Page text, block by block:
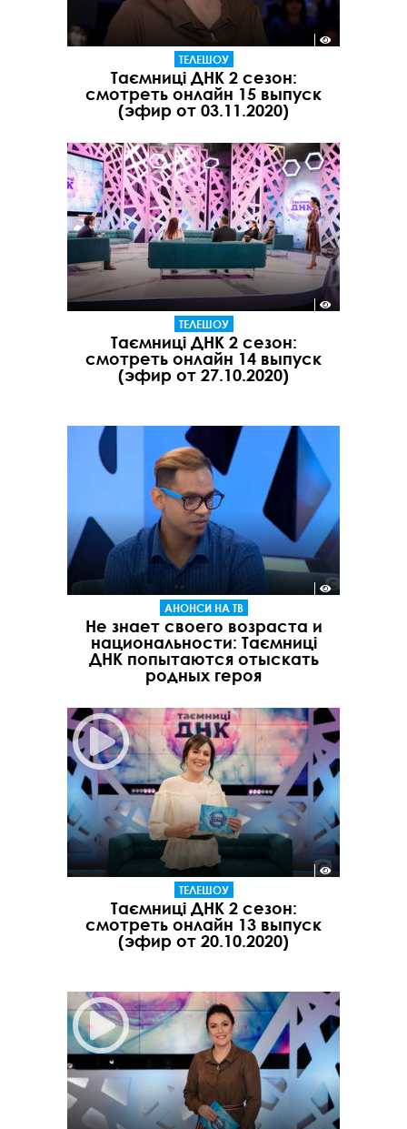
ТЕЛЕШОУ
Таємниці ДНК 2 сезон:
смотреть онлайн 15 выпуск
(эфир от 03.11.2020)
ТЕЛЕШОУ
Таємниці ДНК 2 сезон:
смотреть онлайн 14 выпуск
(эфир от 27.10.2020)
АНОНСИ НА ТВ
Не знает своего возраста и
национальности: Таємниці
ДНК попытаются отыскать
родных героя
ТЕЛЕШОУ
Таємниці ДНК 2 сезон:
смотреть онлайн 13 выпуск
(эфир от 20.10.2020)